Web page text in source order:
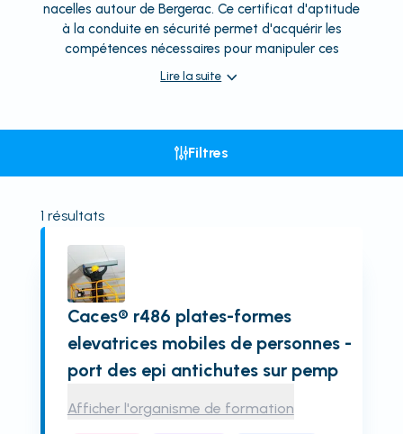
nacelles autour de Bergerac. Ce certificat d'aptitude
à la conduite en sécurité permet d'acquérir les
compétences nécessaires pour manipuler ces
Lire la suite
Filtres
1 résultats
Caces® r486 plates-formes
elevatrices mobiles de personnes -
port des epi antichutes sur pemp
Afficher l'organisme de formation